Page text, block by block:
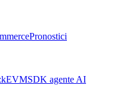
Pronostici
SDK agente AI